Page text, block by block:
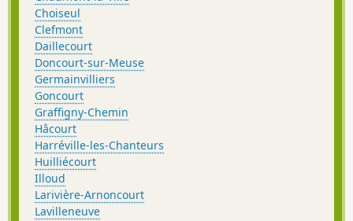
Choiseul
Clefmont
Daillecourt
Doncourt-sur-Meuse
Germainvilliers
Goncourt
Graffigny-Chemin
Hâcourt
Harréville-les-Chanteurs
Huilliécourt
Illoud
Larivière-Arnoncourt
Lavilleneuve